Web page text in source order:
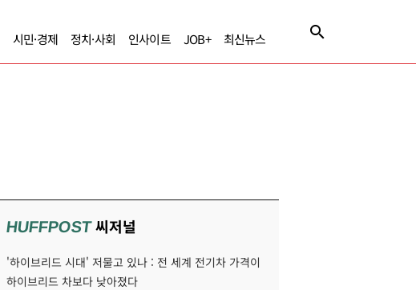
시민·경제 정치·사회 인사이트 JOB+ 최신뉴스
HUFFPOST씨저널
'하이브리드 시대' 저물고 있나 : 전 세계 전기차 가격이
하이브리드 차보다 낮아졌다